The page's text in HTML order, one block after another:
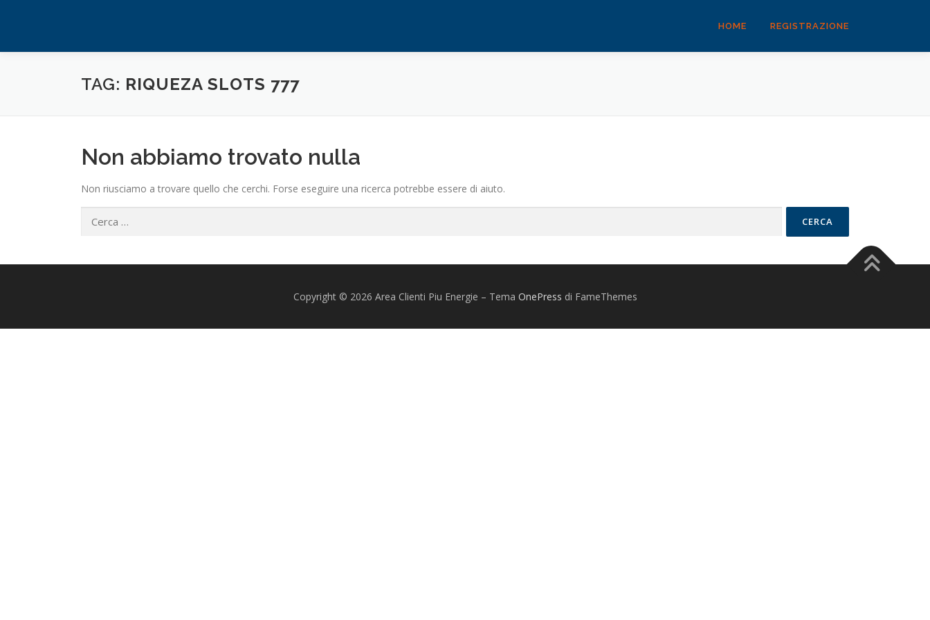
HOME REGISTRAZIONE
TAG: RIQUEZA SLOTS 777
Non abbiamo trovato nulla
Non riusciamo a trovare quello che cerchi. Forse eseguire una ricerca potrebbe essere di aiuto.
per:
Copyright © 2026 Area Clienti Piu Energie – Tema OnePress di FameThemes